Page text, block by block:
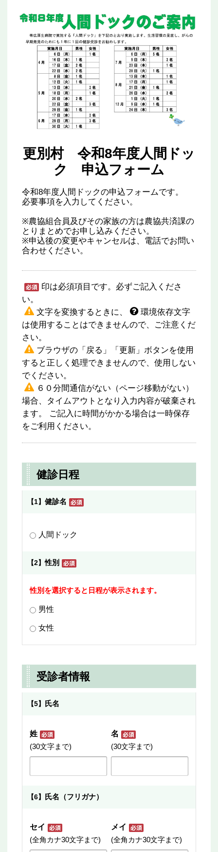
更別村 令和8年度人間ドッ
ク 申込フォーム
令和8年度人間ドックの申込フォームです。
必要事項を入力してください。
※農協組合員及びその家族の方は農協共済課の
とりまとめでお申し込みください。
※申込後の変更やキャンセルは、電話でお問い
合わせください。
印は必須項目です。必ずご記入くださ
い。
文字を変換するときに、
環境依存文字
は使用することはできませんので、ご注意くだ
さい。
ブラウザの「戻る」「更新」ボタンを使用
すると正しく処理できませんので、使用しない
でください。
６０分間通信がない（ページ移動がない）
場合、タイムアウトとなり入力内容が破棄され
ます。 ご記入に時間がかかる場合は一時保存
をご利用ください。
健診日程
【1】 健診名
人間ドック
【2】性別
性別を選択すると日程が表示されます。
男性
女性
受診者情報
【5】 氏名
姓
(30文字まで)
名
(30文字まで)
【6】 氏名（フリガナ）
セイ
(全角カナ30文字まで)
メイ
(全角カナ30文字まで)